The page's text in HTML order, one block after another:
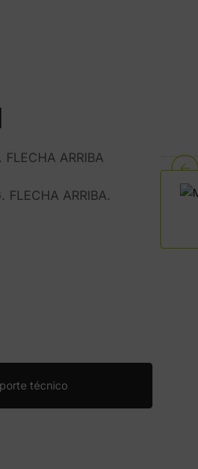
ARRIBA
FLECHA ARRIBA.
técnico